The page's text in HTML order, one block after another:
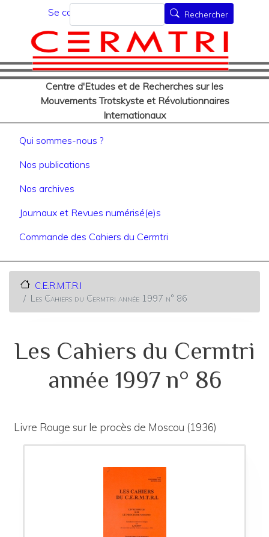
au
contenu
principal
Menu du compte de
Se connecter
Centre d'Etudes et de Recherches sur les
Mouvements Trotskyste et Révolutionnaires
Internationaux
Rechercher Rechercher
Navigation principale
Qui sommes-nous ?
Nos publications
Nos archives
Journaux et Revues numérisé(e)s
Commande des Cahiers du Cermtri
C.E.R.M.T.R.I
Les Cahiers du Cermtri année 1997 n° 86
Les Cahiers du Cermtri
année 1997 n° 86
Livre Rouge sur le procès de Moscou (1936)